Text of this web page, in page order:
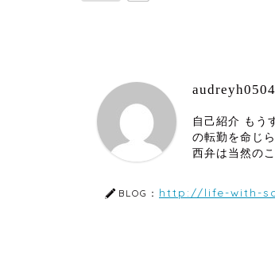
audreyh0504
自己紹介 もう
の転勤を命じ
西弁は当然の
BLOG： http://life-with-